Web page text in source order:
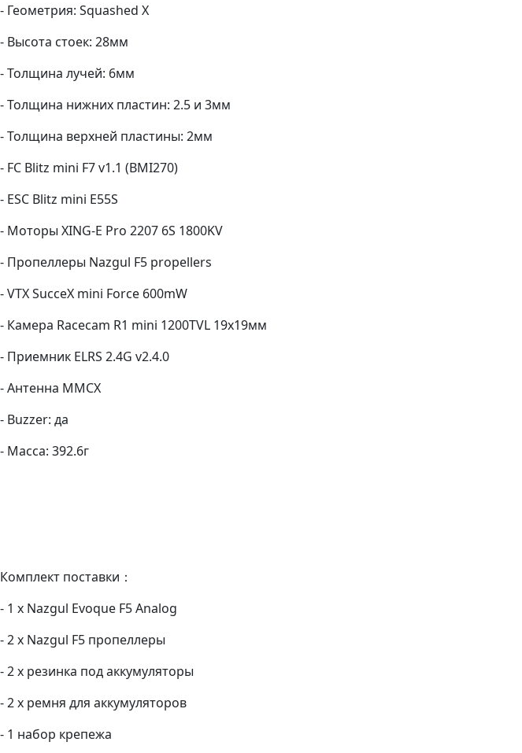
- Геометрия: Squashed X
- Высота стоек: 28мм
- Толщина лучей: 6мм
- Толщина нижних пластин: 2.5 и 3мм
- Толщина верхней пластины: 2мм
- FC Blitz mini F7 v1.1 (BMI270)
- ESC Blitz mini E55S
- Моторы XING-E Pro 2207 6S 1800KV
- Пропеллеры Nazgul F5 propellers
- VTX SucceX mini Force 600mW
- Камера Racecam R1 mini 1200TVL 19х19мм
- Приемник ELRS 2.4G v2.4.0
- Антенна MMCX
- Buzzer: да
- Масса: 392.6г
Комплект поставки：
- 1 x Nazgul Evoque F5 Analog
- 2 x Nazgul F5 пропеллеры
- 2 x резинка под аккумуляторы
- 2 x ремня для аккумуляторов
- 1 набор крепежа